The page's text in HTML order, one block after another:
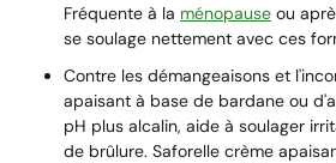
Fréquente à la ménopause ou
se soulage nettement avec ces
Contre les démangeaisons et
apaisant à base de bardane ou
pH plus alcalin, aide à soulager
de brûlure. Saforelle crème